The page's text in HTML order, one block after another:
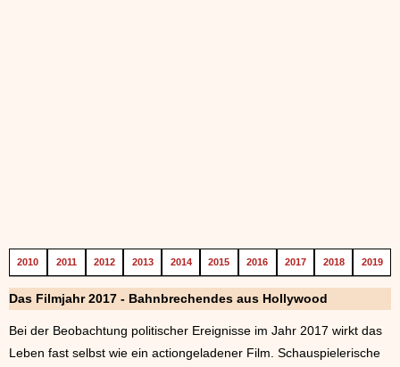
2010 2011 2012 2013 2014 2015 2016 2017 2018 2019
Das Filmjahr 2017 - Bahnbrechendes aus Hollywood
Bei der Beobachtung politischer Ereignisse im Jahr 2017 wirkt das
Leben fast selbst wie ein actiongeladener Film. Schauspielerische